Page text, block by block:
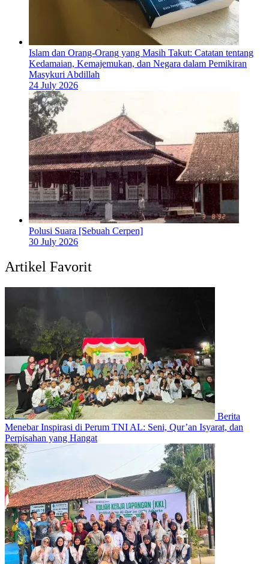
Islam dan Orang-Orang yang Masih Takut: Catatan tentang
Kedamaian, Kemajemukan, dan Negara dalam Pemikiran
Masykuri Abdillah
24 July 2026
Polusi Suara [Sebuah Cerpen]
30 July 2026
Artikel Favorit
Berita
Menebar Inspirasi di Perum TNI AL: Seni, Qur’an Isyarat, dan
Perpisahan yang Hangat